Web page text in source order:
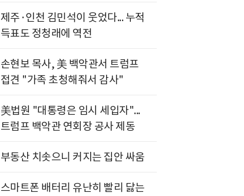
제주·인천 김민석이 웃었다... 누적
득표도 정청래에 역전
손현보 목사, 美 백악관서 트럼프
접견 "가족 초청해줘서 감사"
美법원 "대통령은 임시 세입자"...
트럼프 백악관 연회장 공사 제동
부동산 치솟으니 커지는 집안 싸움
스마트폰 배터리 유난히 빨리 닳는